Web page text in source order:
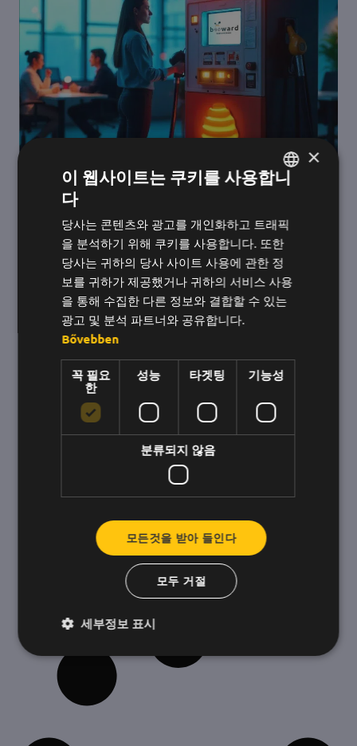
연료가 되는 인정: 직장에서 동기 부여를
도를 높이고 효율성을 높이며 이직률을 낮춥니다.
이상적인 업무 환경에서는 인정과 관심이 자연스
영어
×
이 웹사이트는 쿠키를 사용합니
다
당사는 콘텐츠와 광고를 개인화하고 트래픽
을 분석하기 위해 쿠키를 사용합니다. 또한
당사는 귀하의 당사 사이트 사용에 관한 정
보를 귀하가 제공했거나 귀하의 서비스 사용
을 통해 수집한 다른 정보와 결합할 수 있는
광고 및 분석 파트너와 공유합니다.
Bővebben
꼭 필요
한
성능 타겟팅 기능성
분류되지 않음
모든것을 받아 들인다
모두 거절
세부정보 표시